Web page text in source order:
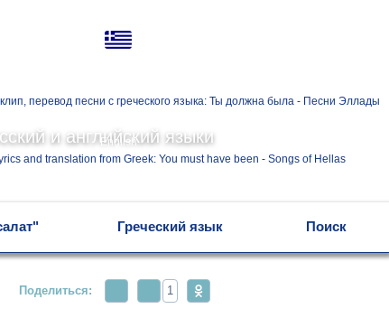
и английский языки
English
Греческий язык Поиск
Поделиться: 1